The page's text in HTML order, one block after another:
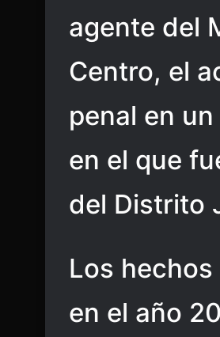
agente del
Centro, el
penal en
en el que
del Distrito
Los
en el año